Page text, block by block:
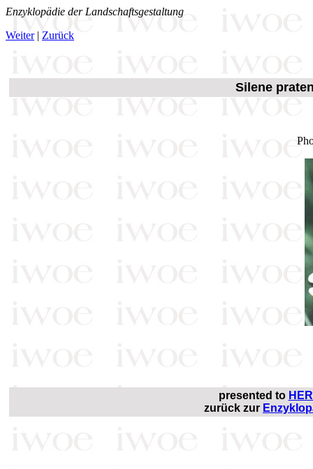
Enzyklopädie der Landschaftsgestaltung
Weiter| Zurück
Silene
presented to
zurück zur